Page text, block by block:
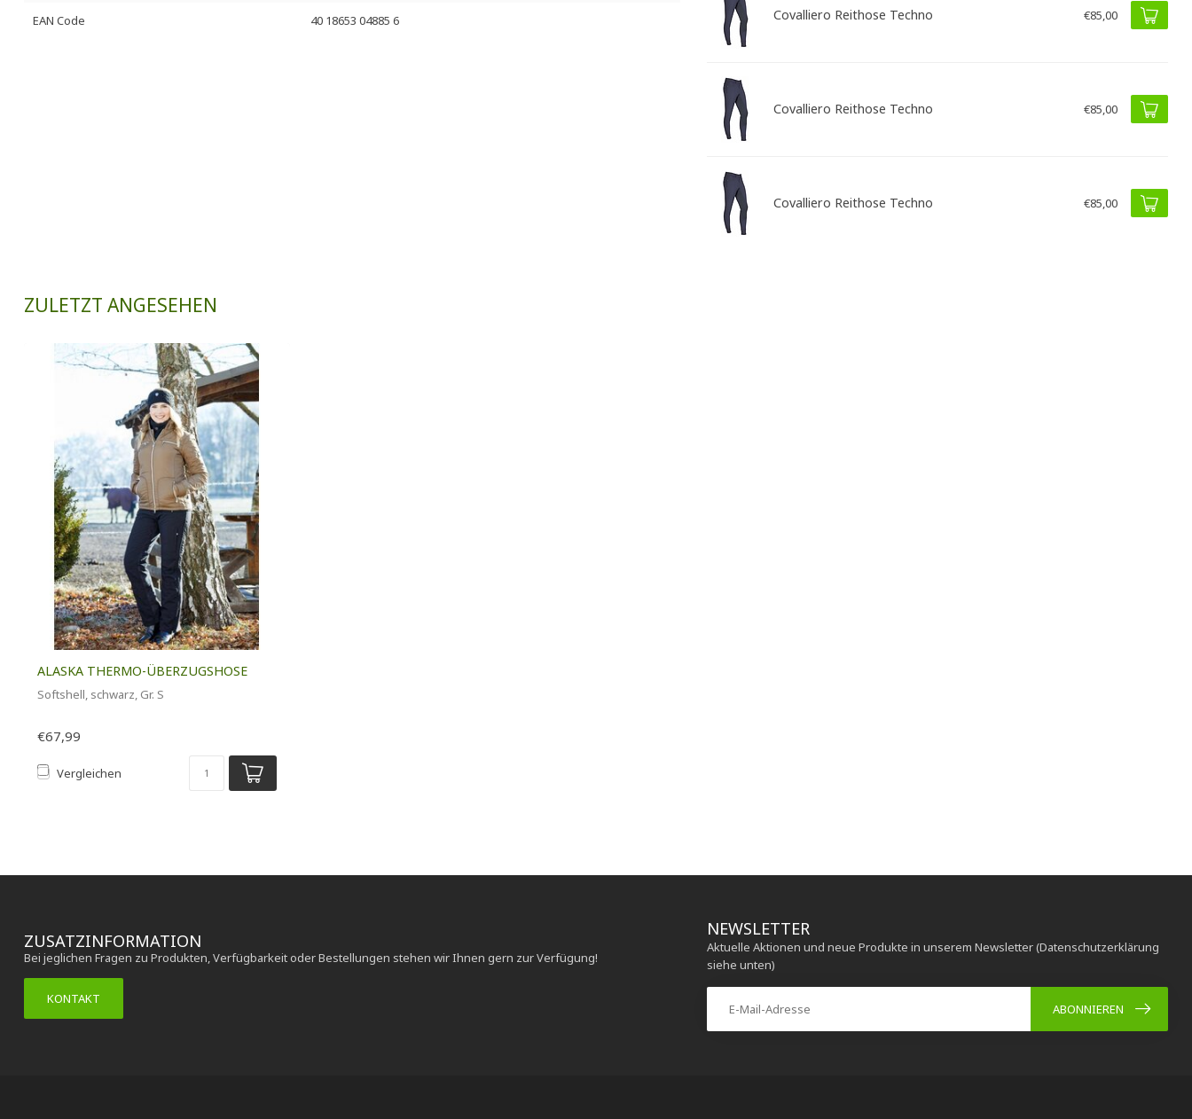
EAN Code 40 18653 04885 6 Covalliero Reithose Techno €85,00
Covalliero Reithose Techno €85,00
Covalliero Reithose Techno €85,00
ZULETZT ANGESEHEN
ALASKA THERMO-ÜBERZUGSHOSE
Softshell, schwarz, Gr. S
€67,99
Vergleichen
ZUSATZINFORMATION
Bei jeglichen Fragen zu Produkten, Verfügbarkeit oder Bestellungen stehen wir Ihnen gern zur Verfügung!
KONTAKT
NEWSLETTER
Aktuelle Aktionen und neue Produkte in unserem Newsletter (Datenschutzerklärung
siehe unten)
ABONNIEREN